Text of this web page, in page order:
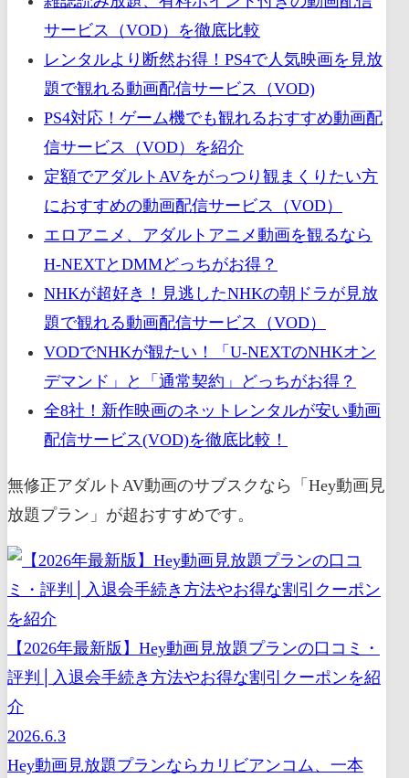
サービス（VOD）を徹底比較
レンタルより断然お得！PS4で人気映画を見放
題で観れる動画配信サービス（VOD)
PS4対応！ゲーム機でも観れるおすすめ動画配
信サービス（VOD）を紹介
定額でアダルトAVをがっつり観まくりたい方
におすすめの動画配信サービス（VOD）
エロアニメ、アダルトアニメ動画を観るなら
H-NEXTとDMMどっちがお得？
NHKが超好き！見逃したNHKの朝ドラが見放
題で観れる動画配信サービス（VOD）
VODでNHKが観たい！「U-NEXTのNHKオン
デマンド」と「通常契約」どっちがお得？
全8社！新作映画のネットレンタルが安い動画
配信サービス(VOD)を徹底比較！
無修正アダルトAV動画のサブスクなら「Hey動画見
放題プラン」が超おすすめです。
【2026年最新版】Hey動画見放題プランの口コミ・
評判│入退会手続き方法やお得な割引クーポンを紹
介
2026.6.3
Hey動画見放題プランならカリビアンコム、一本